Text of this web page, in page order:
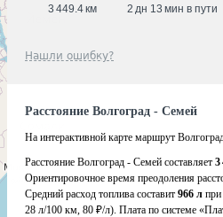
3 449.4 км 2 дн 13 мин в пути
Нашли ошибку?
Расстояние Волгоград - Семей
На интерактивной карте маршрут
Расстояние Волгоград - Семей составляет 3
Ориентировочное время преодоления
Средний расход топлива составит 966 л при
28 л/100 км, 80 ₽/л). Плата по системе